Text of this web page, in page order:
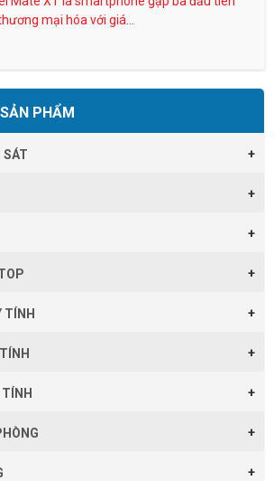
mại hóa với giá...
PHẨM
SÁT
TÍNH